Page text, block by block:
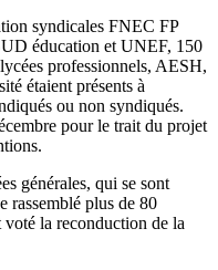
syndicales FNEC FP
éducation et UNEF, 150
professionnels, AESH,
étaient présents à
ou non syndiqués.
pour le trait du projet
générales, qui se sont
rassemblé plus de 80
voté la reconduction de la